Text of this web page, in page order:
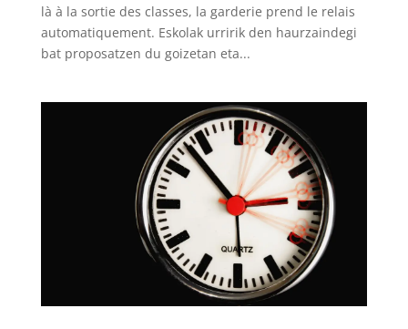
là à la sortie des classes, la garderie prend le relais
automatiquement. Eskolak urririk den haurzaindegi
bat proposatzen du goizetan eta...